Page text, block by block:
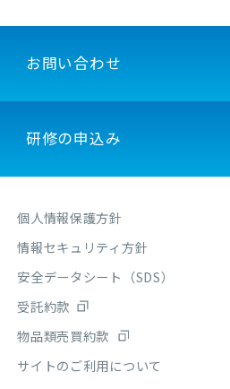
お問い合わせ
研修の申込み
個人情報保護方針
情報セキュリティ方針
安全データシート（SDS）
受託約款
物品類売買約款
サイトのご利用について